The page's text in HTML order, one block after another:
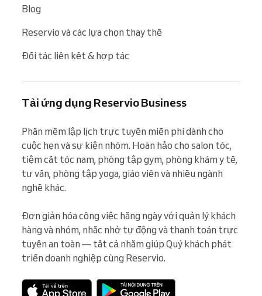
Blog
Reservio và các lựa chọn thay thế
Đối tác liên kết & hợp tác
Tải ứng dụng Reservio Business
Phần mềm lập lịch trực tuyến miễn phí dành cho
cuộc hẹn và sự kiện nhóm. Hoàn hảo cho salon tóc,
tiệm cắt tóc nam, phòng tập gym, phòng khám y tế,
tư vấn, phòng tập yoga, giáo viên và nhiều ngành
nghề khác.
Đơn giản hóa công việc hằng ngày với quản lý khách
hàng và nhóm, nhắc nhở tự động và thanh toán trực
tuyến an toàn — tất cả nhằm giúp Quý khách phát
triển doanh nghiệp cùng Reservio.